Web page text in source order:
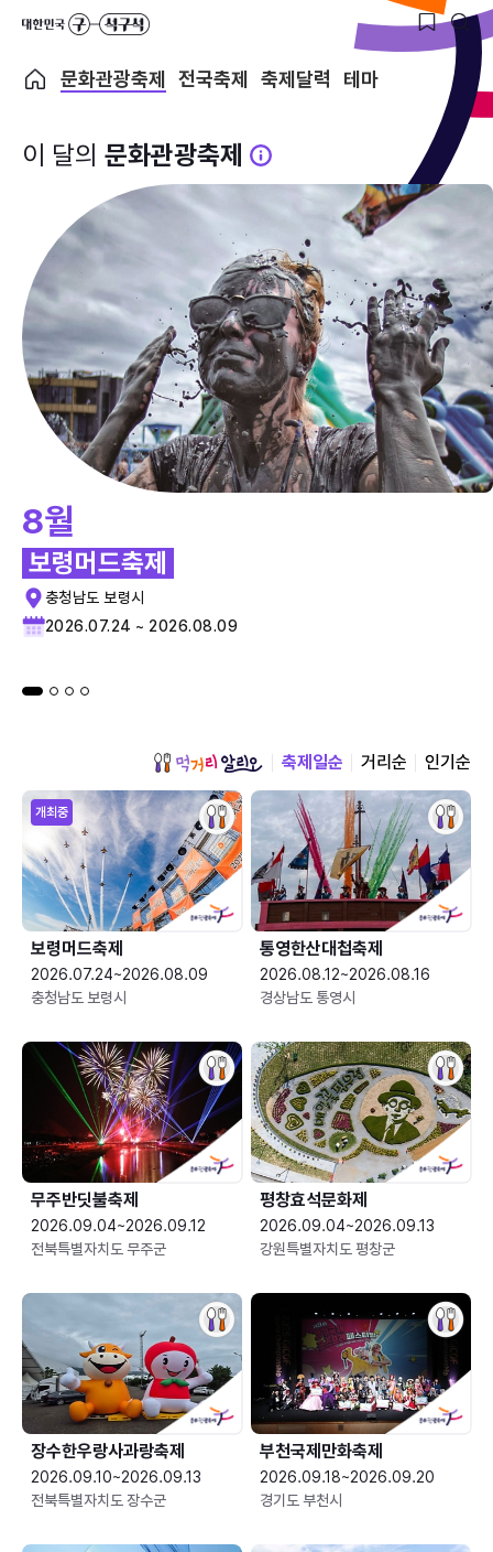
문화관광축제 전국축제 축제달력 테마
이 달의 문화관광축제
8월
보령머드축제
충청남도 보령시
2026.07.24 ~ 2026.08.09
축제일순 거리순 인기순
개최중
보령머드축제
2026.07.24~2026.08.09
충청남도 보령시
통영한산대첩축제
2026.08.12~2026.08.16
경상남도 통영시
무주반딧불축제
2026.09.04~2026.09.12
전북특별자치도 무주군
평창효석문화제
2026.09.04~2026.09.13
강원특별자치도 평창군
장수한우랑사과랑축제
2026.09.10~2026.09.13
전북특별자치도 장수군
부천국제만화축제
2026.09.18~2026.09.20
경기도 부천시